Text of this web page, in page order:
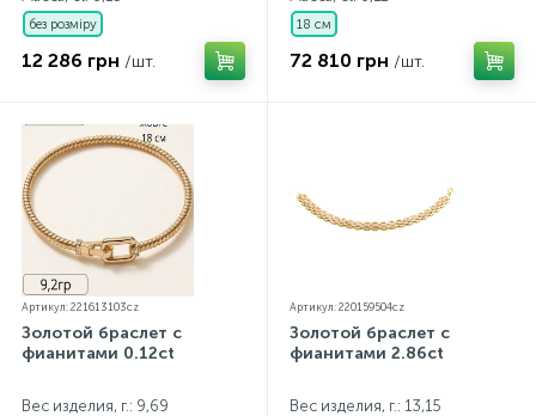
без розміру
12 286 грн /шт.
18 см
72 810 грн /шт.
Артикул: 221613103cz
Золотой браслет с
фианитами 0.12ct
Вес изделия, г.: 9,69
Артикул: 220159504cz
Золотой браслет с
фианитами 2.86ct
Вес изделия, г.: 13,15